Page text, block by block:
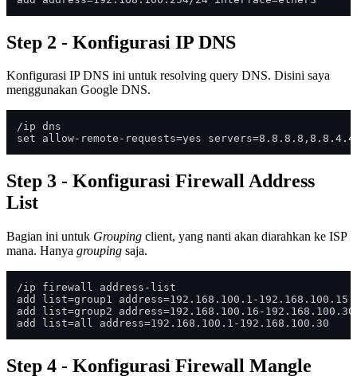
Step 2 - Konfigurasi IP DNS
Konfigurasi IP DNS ini untuk resolving query DNS. Disini saya
menggunakan Google DNS.
/ip dns
Step 3 - Konfigurasi Firewall Address
List
Bagian ini untuk Grouping client, yang nanti akan diarahkan ke ISP
mana. Hanya grouping saja.
/ip firewall address-list
add list=group1 address=192.168.100.1-192.168.100.15
add list=group2 address=192.168.100.16-192.168.100.30
Step 4 - Konfigurasi Firewall Mangle